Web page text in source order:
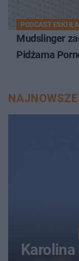
PODCAST ESKI
Mudslinger
Pidżama
Karolina